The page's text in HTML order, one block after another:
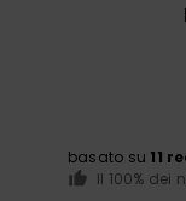
basato su 11
Il 100%